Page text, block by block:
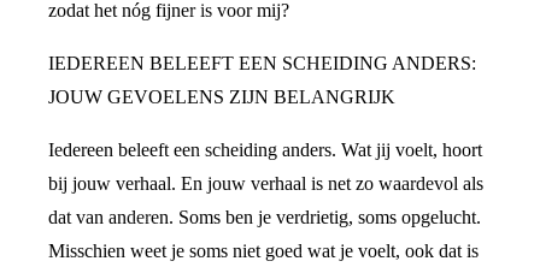
zodat het nóg fijner is voor mij?
IEDEREEN BELEEFT EEN SCHEIDING ANDERS:
JOUW GEVOELENS ZIJN BELANGRIJK
Iedereen beleeft een scheiding anders. Wat jij voelt, hoort
bij jouw verhaal. En jouw verhaal is net zo waardevol als
dat van anderen. Soms ben je verdrietig, soms opgelucht.
Misschien weet je soms niet goed wat je voelt, ook dat is